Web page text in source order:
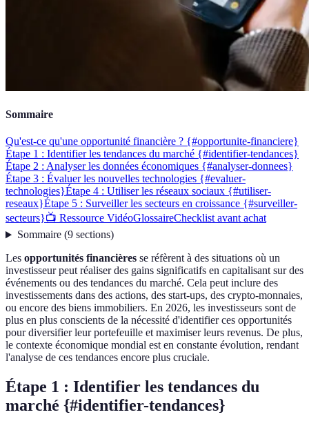
Sommaire
Qu'est-ce qu'une opportunité financière ? {#opportunite-financiere}
Étape 1 : Identifier les tendances du marché {#identifier-tendances}
Étape 2 : Analyser les données économiques {#analyser-donnees}
Étape 3 : Évaluer les nouvelles technologies {#evaluer-
technologies}Étape 4 : Utiliser les réseaux sociaux {#utiliser-
reseaux}Étape 5 : Surveiller les secteurs en croissance {#surveiller-
secteurs}📺 Ressource VidéoGlossaireChecklist avant achat
Sommaire(9 sections)
Les opportunités financières se réfèrent à des situations où un
investisseur peut réaliser des gains significatifs en capitalisant sur des
événements ou des tendances du marché. Cela peut inclure des
investissements dans des actions, des start-ups, des crypto-monnaies,
ou encore des biens immobiliers. En 2026, les investisseurs sont de
plus en plus conscients de la nécessité d'identifier ces opportunités
pour diversifier leur portefeuille et maximiser leurs revenus. De plus,
le contexte économique mondial est en constante évolution, rendant
l'analyse de ces tendances encore plus cruciale.
Étape 1 : Identifier les tendances du
marché {#identifier-tendances}